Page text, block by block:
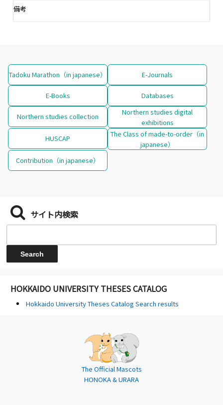
備考
Tadoku Marathon（in japanese） E-Journals
E-Books Databases
Northern studies collection
Northern studies digital
exhibitions
HUSCAP
The Class of made-to-order（in
japanese）
Contribution（in japanese）
サイト内検索
HOKKAIDO UNIVERSITY THESES CATALOG
Hokkaido University Theses Catalog Search results
The Official Mascots
HONOKA & URARA